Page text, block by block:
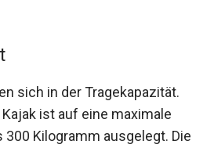
sich in der Tragekapazität.
ist auf eine maximale
300 Kilogramm ausgelegt. Die